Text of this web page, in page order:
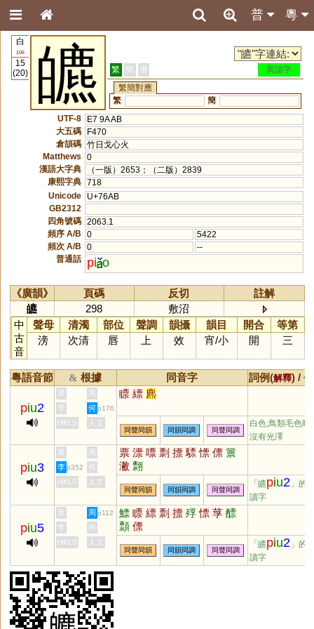
粵
普
白
106
15
(20)
皫 繁 簡 港
異讀字
繁簡對應
繁
簡
UTF-8
E7 9A AB
大五碼
F470
倉頡碼 竹日戈心火
Matthews
0
漢語大字典
（一版）2653；（二版）2839
康熙字典 718
Unicode
U+76AB
GB2312
四角號碼 2063.1
頻序 A/B
0
5422
頻次 A/B
0
--
普通話
pi o
《廣韻》 頁碼 反切
註解
皫
298
敷沼
中
古
音
聲母 清濁 部位 聲調 韻攝 韻目 開合
等第
滂
次清 唇 上 效 宵/小 開 三
粵語音節 & 根據 同音字 詞例(解釋) /
piu2
黃 周 瞟 縹 麃
李 何 p176
HKLS 人文
同聲同韻 同韻同調 同聲同調
白色;鳥類毛色暗
沒有光澤
piu3
黃 周 票 漂 嘌 剽 摽 驃 慓 僄 篻
潎 翲
李 p352
何
HKLS
人文
同聲同韻 同韻同調 同聲同調
「皫piu2 」的
讀字
piu5
黃 周 p112 鰾 瞟 縹 剽 摽 殍 慓 莩 醥
顠 僄
李
何
HKLS
人文
同聲同韻 同韻同調 同聲同調
「皫piu2 」的
讀字